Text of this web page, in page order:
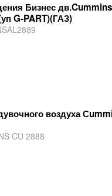
Бизнес
G-PART)(ГАЗ)
воздуха
CU 2888